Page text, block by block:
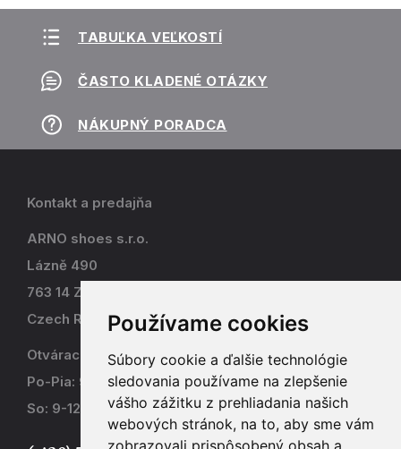
Používame cookies
Súbory cookie a ďalšie technológie
sledovania používame na zlepšenie
vášho zážitku z prehliadania našich
webových stránok, na to, aby sme vám
zobrazovali prispôsobený obsah a
TABUĽKA VEĽKOSTÍ
ČASTO KLADENÉ OTÁZKY
NÁKUPNÝ PORADCA
Kontakt a predajňa
ARNO shoes s.r.o.
Lázně 490
763 14 Zlín - Kostelec
Czech Republic
Otváracia doba
Po-Pia: 9-17
So: 9-12